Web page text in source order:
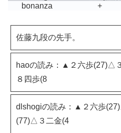
bonanza
+
佐藤九段の先手。
haoの読み：▲２六歩(27)△
８四歩(8
dlshogiの読み：▲２六歩
(77)△３二金(4